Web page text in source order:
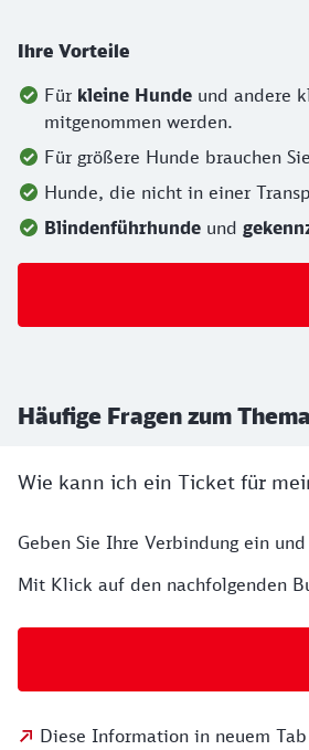
Ihre Vorteile
Für kleine Hunde und andere
mitgenommen werden.
Für größere Hunde brauchen
Hunde, die nicht in einer
Blindenführhunde und
Häufige Fragen zum
Wie kann ich ein Ticket für
Geben Sie Ihre Verbindung ein
Mit Klick auf den nachfolgenden
Diese Information in neuem